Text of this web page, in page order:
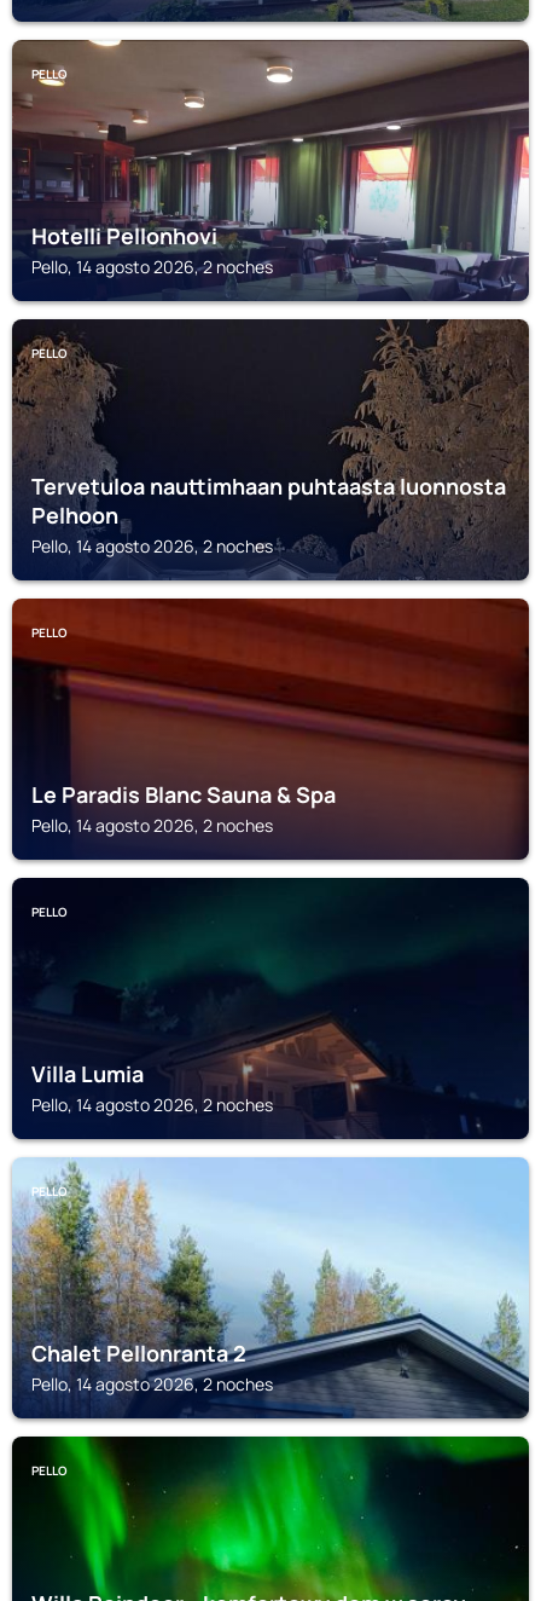
PELLO
Hotelli Pellonhovi
Pello, 14 agosto 2026, 2 noches
PELLO
Tervetuloa nauttimhaan puhtaasta luonnosta
Pelhoon
Pello, 14 agosto 2026, 2 noches
PELLO
Le Paradis Blanc Sauna & Spa
Pello, 14 agosto 2026, 2 noches
PELLO
Villa Lumia
Pello, 14 agosto 2026, 2 noches
PELLO
Chalet Pellonranta 2
Pello, 14 agosto 2026, 2 noches
PELLO